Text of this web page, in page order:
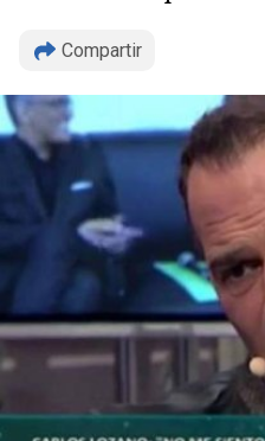
Compartir
Copiar